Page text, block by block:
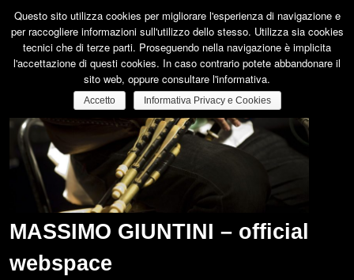
contenuto
MASSIMO GIUNTINI – official
webspace
Questo sito utilizza cookies per migliorare l'esperienza di navigazione e
per raccogliere informazioni sull'utilizzo dello stesso. Utilizza sia cookies
tecnici che di terze parti. Proseguendo nella navigazione è implicita
l'accettazione di questi cookies. In caso contrario potete abbandonare il
sito web, oppure consultare l'informativa.
Accetto Informativa Privacy e Cookies